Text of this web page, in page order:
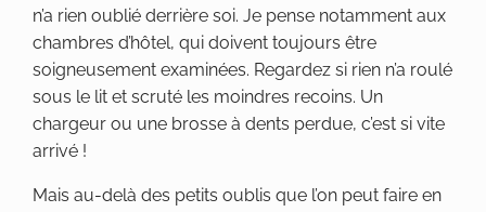
n’a rien oublié derrière soi. Je pense notamment aux
chambres d’hôtel, qui doivent toujours être
soigneusement examinées. Regardez si rien n’a roulé
sous le lit et scruté les moindres recoins. Un
chargeur ou une brosse à dents perdue, c’est si vite
arrivé !
Mais au-delà des petits oublis que l’on peut faire en